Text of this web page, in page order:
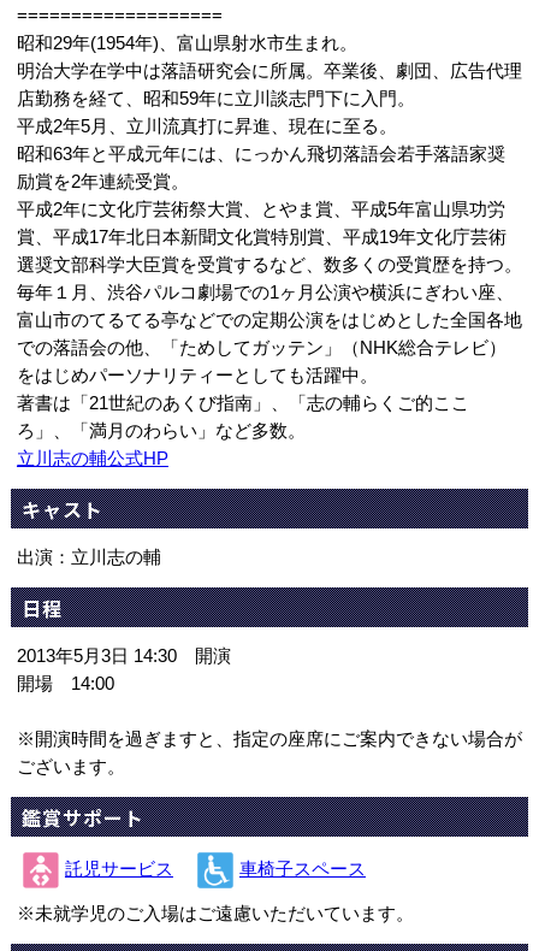
===================
昭和29年(1954年)、富山県射水市生まれ。
明治大学在学中は落語研究会に所属。卒業後、劇団、広告代理
店勤務を経て、昭和59年に立川談志門下に入門。
平成2年5月、立川流真打に昇進、現在に至る。
昭和63年と平成元年には、にっかん飛切落語会若手落語家奨
励賞を2年連続受賞。
平成2年に文化庁芸術祭大賞、とやま賞、平成5年富山県功労
賞、平成17年北日本新聞文化賞特別賞、平成19年文化庁芸術
選奨文部科学大臣賞を受賞するなど、数多くの受賞歴を持つ。
毎年１月、渋谷パルコ劇場での1ヶ月公演や横浜にぎわい座、
富山市のてるてる亭などでの定期公演をはじめとした全国各地
での落語会の他、「ためしてガッテン」（NHK総合テレビ）
をはじめパーソナリティーとしても活躍中。
著書は「21世紀のあくび指南」、「志の輔らくご的ここ
ろ」、「満月のわらい」など多数。
立川志の輔公式HP
キャスト
出演：立川志の輔
日程
2013年5月3日 14:30 開演
開場 14:00
※開演時間を過ぎますと、指定の座席にご案内できない場合が
ございます。
鑑賞サポート
託児サービス 車椅子スペース
※未就学児のご入場はご遠慮いただいています。